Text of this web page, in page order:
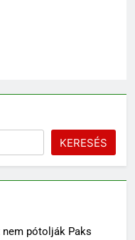
KERESÉS
nem pótolják Paks